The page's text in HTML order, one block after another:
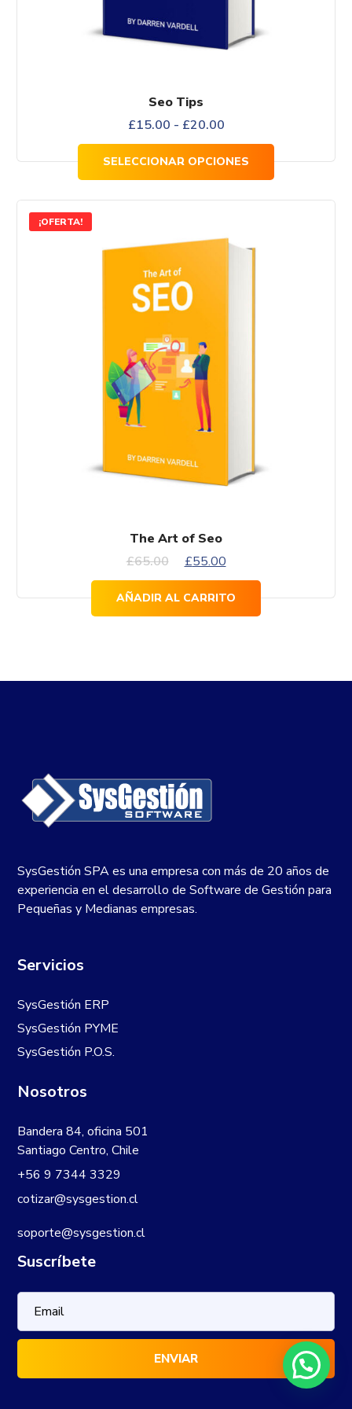
Seo Tips
£15.00 - £20.00Rango
precios:
£15.00
SELECCIONAR OPCIONES
producto
¡OFERTA!
The Art of Seo
£65.00
El
original
£55.00El
precio
actual
AÑADIR AL CARRITO
SysGestión SPA es una empresa con más de 20 años de
experiencia en el desarrollo de Software de Gestión para
Pequeñas y Medianas empresas.
Servicios
SysGestión ERP
SysGestión PYME
SysGestión P.O.S.
Nosotros
Bandera 84, oficina 501
Santiago Centro, Chile
+56 9 7344 3329
cotizar@sysgestion.cl
soporte@sysgestion.cl
Suscríbete